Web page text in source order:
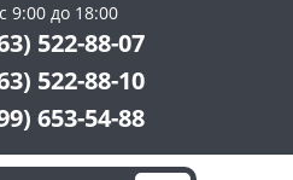
9:00 до 18:00
522-88-07
522-88-10
653-54-88